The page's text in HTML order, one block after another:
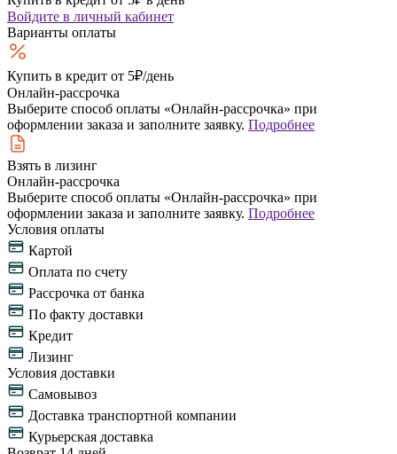
Войдите в личный кабинет
Варианты оплаты
Купить в кредит от 5₽/день
Онлайн-рассрочка
Выберите способ оплаты «Онлайн-рассрочка» при
оформлении заказа и заполните заявку. Подробнее
Взять в лизинг
Онлайн-рассрочка
Выберите способ оплаты «Онлайн-рассрочка» при
оформлении заказа и заполните заявку. Подробнее
Условия оплаты
Картой
Оплата по счету
Рассрочка от банка
По факту доставки
Кредит
Лизинг
Условия доставки
Самовывоз
Доставка транспортной компании
Курьерская доставка